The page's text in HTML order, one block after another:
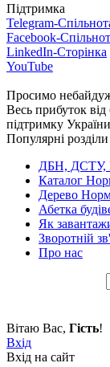
Підтримка
Telegram-
Facebook-
LinkedIn-Сторінка
YouTube
Просимо
Весь прибуток
підтримку
Популярні розділи
ДБН, ДСТУ,
Каталог
Дерево
Абетка
Як
Зворотній
Про нас
Вітаю Вас, Гість!
Вхід
Вхід на сайт